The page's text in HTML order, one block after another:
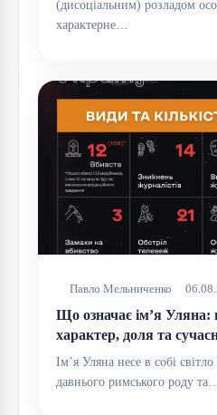
(дисоціальним) розладом
характерне…
Павло Мельниченко
Що означає ім’я Уляна:
характер, доля та
Ім’я Уляна несе в собі
давнього римського роду та…